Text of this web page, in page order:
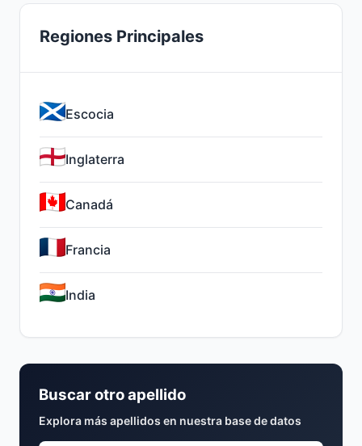
Regiones Principales
Escocia
Inglaterra
Canadá
Francia
India
Buscar otro apellido
Explora más apellidos en nuestra base de datos